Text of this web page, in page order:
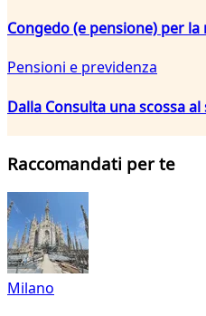
Congedo (e pensione) per
Pensioni e previdenza
Dalla Consulta una scossa
Raccomandati per te
Milano